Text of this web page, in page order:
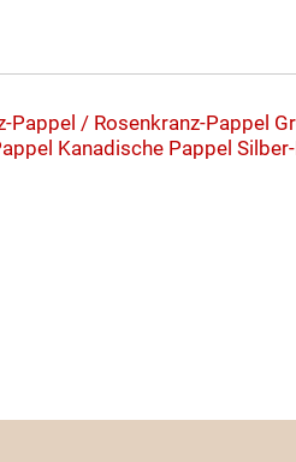
/ Rosenkranz-Pappel
Kanadische Pappel